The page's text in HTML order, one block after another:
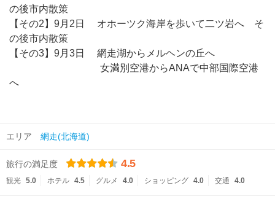
の後市内散策
【その2】9月2日 オホーツク海岸を歩いて二ツ岩へ そ
の後市内散策
【その3】9月3日 網走湖からメルヘンの丘へ
女満別空港からANAで中部国際空港
へ
エリア 網走(北海道)
旅行の満足度 4.5
観光 5.0 ホテル 4.5 グルメ 4.0 ショッピング 4.0 交通 4.0